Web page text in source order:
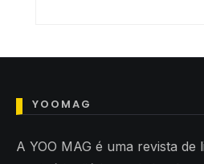
YOOMAG
A YOO MAG é uma revista